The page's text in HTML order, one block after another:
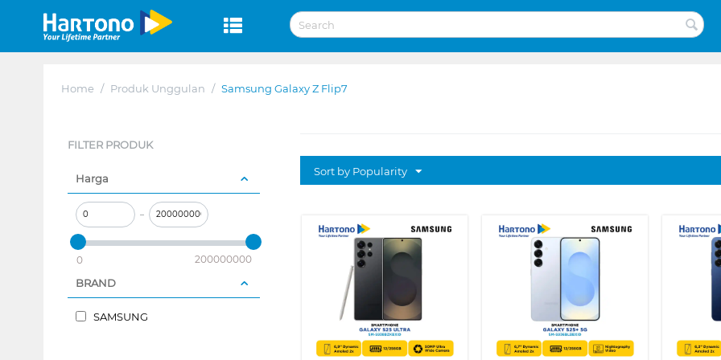
Home / Produk Unggulan / Samsung Galaxy Z Flip7
FILTER PRODUK
Harga
–
0 200000000
BRAND
SAMSUNG
Sort by Popularity